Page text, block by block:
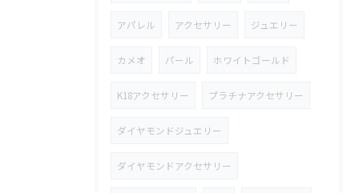
アパレル アクセサリー ジュエリー
カメオ パール ホワイトゴールド
K18アクセサリー プラチナアクセサリー
ダイヤモンドジュエリー
ダイヤモンドアクセサリー